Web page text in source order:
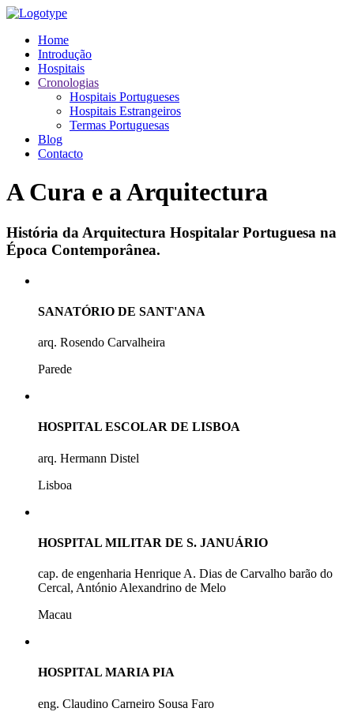
Home
Introdução
Hospitais
Cronologias
Hospitais Portugueses
Hospitais Estrangeiros
Termas Portuguesas
Blog
Contacto
A Cura e a Arquitectura
História da Arquitectura Hospitalar Portuguesa na
Época Contemporânea.
SANATÓRIO DE SANT'ANA
arq. Rosendo Carvalheira
Parede
HOSPITAL ESCOLAR DE LISBOA
arq. Hermann Distel
Lisboa
HOSPITAL MILITAR DE S. JANUÁRIO
cap. de engenharia Henrique A. Dias de Carvalho barão do
Cercal, António Alexandrino de Melo
Macau
HOSPITAL MARIA PIA
eng. Claudino Carneiro Sousa Faro